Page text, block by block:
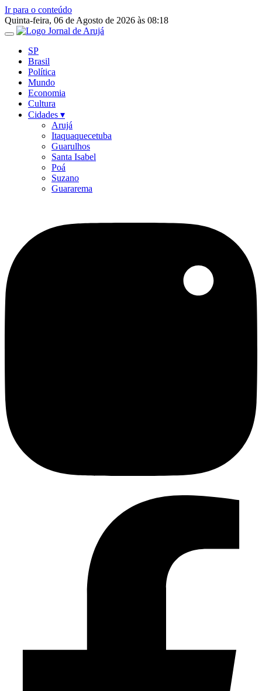
Ir para o conteúdo
Quinta-feira, 06 de Agosto de 2026 às 08:18
SP
Brasil
Política
Mundo
Economia
Cultura
Cidades ▾
Arujá
Itaquaquecetuba
Guarulhos
Santa Isabel
Poá
Suzano
Guararema